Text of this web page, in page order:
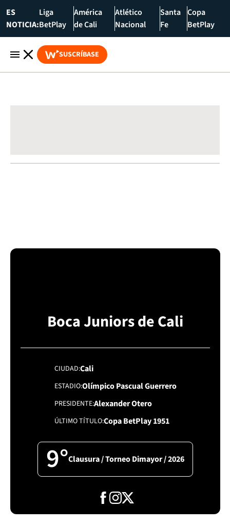
ES
NOTICIA:
Liga
BetPlay
América
de Cali
Atlético
Nacional
Santa
Fe
Copa
BetPlay
SUSCRÍBASE
Boca Juniors de Cali
CIUDADCali
ESTADIOOlímpico Pascual Guerrero
PRESIDENTEAlexander Otero
ÚLTIMO TÍTULOCopa BetPlay 1951
9°Clausura / Torneo Dimayor / 2026